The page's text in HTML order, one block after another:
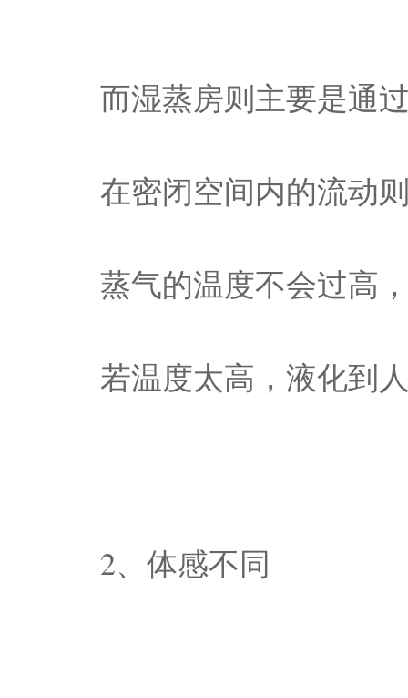
而湿蒸房则主要是通
在密闭空间内的流动
蒸气的温度不会过高
若温度太高，液化到
2、体感不同